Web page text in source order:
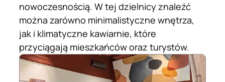
nowoczesnością. W tej dzielnicy znaleźć
można zarówno minimalistyczne wnętrza,
jak i klimatyczne kawiarnie, które
przyciągają mieszkańców oraz turystów.